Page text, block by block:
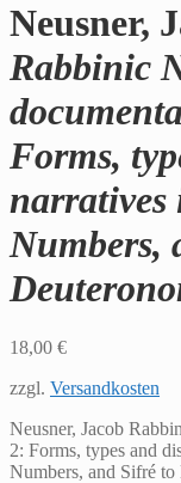
Neusner,
Rabbinic
Forms,
Numbers,
18,00 €
zzgl. Versandkosten
Neusner, Jacob
2: Forms, types and
Numbers, and Sifré